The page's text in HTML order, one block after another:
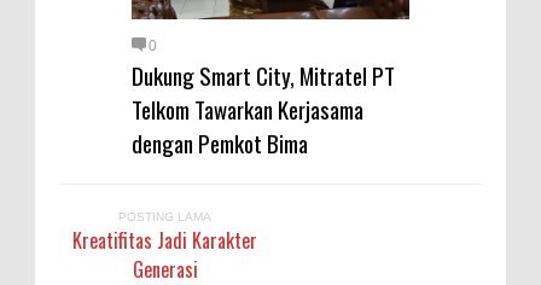
Sabu Siap Edar
Menjemput Korban Kekerasan
0
Dukung Smart City, Mitratel PT
Telkom Tawarkan Kerjasama
dengan Pemkot Bima
POSTING LAMA
Kreatifitas Jadi Karakter
Generasi